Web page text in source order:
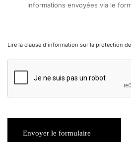
informations envoyées via le
Lire la clause d'information sur la protection
Envoyer le formulaire